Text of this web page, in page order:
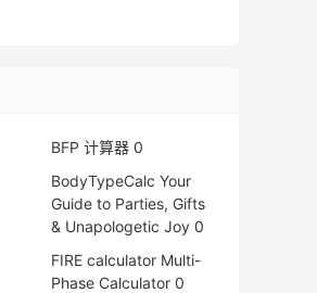
BFP 计算器 0
BodyTypeCalc Your
Guide to Parties, Gifts
& Unapologetic Joy 0
FIRE calculator Multi-
Phase Calculator 0